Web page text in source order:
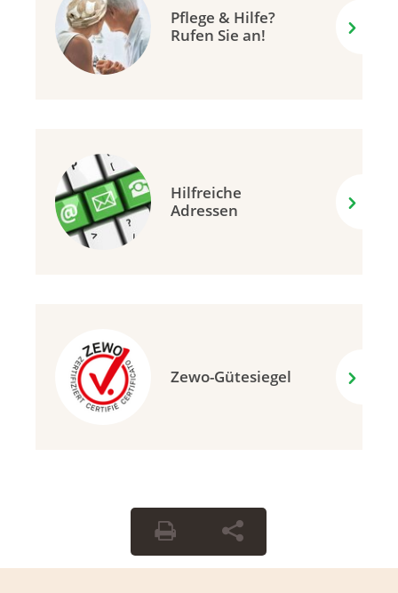
Pflege & Hilfe?
Rufen Sie an!
Hilfreiche
Adressen
Zewo-Gütesiegel